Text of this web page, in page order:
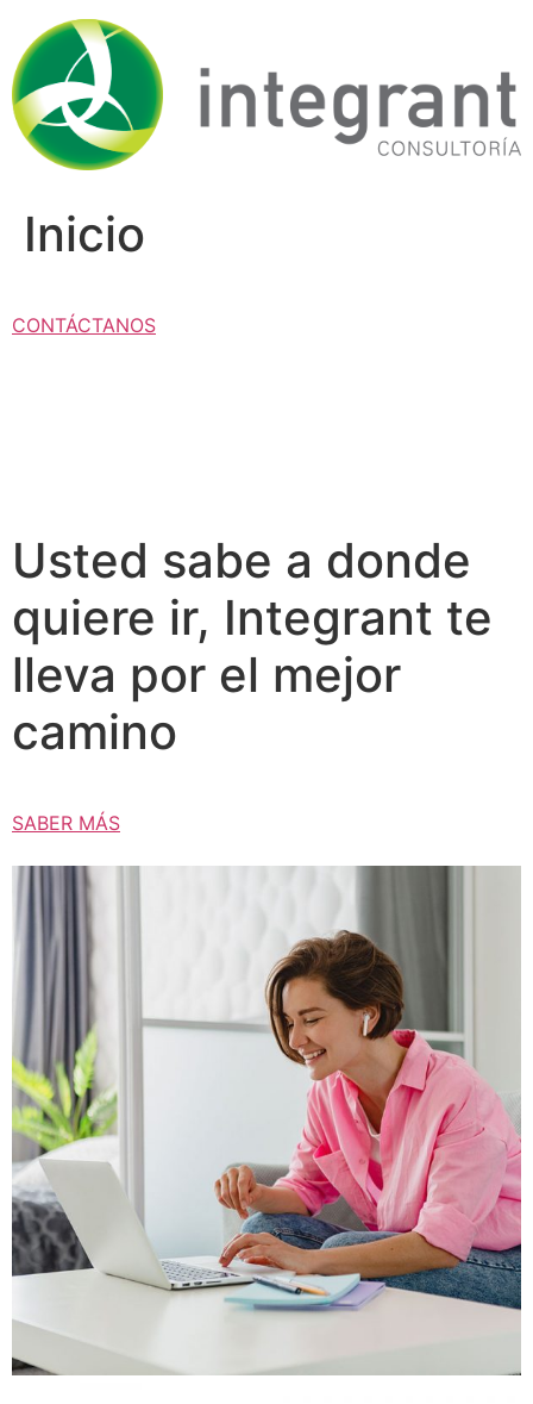
contenido
Inicio
CONTÁCTANOS
Usted sabe a donde
quiere ir, Integrant te
lleva por el mejor
camino
SABER MÁS